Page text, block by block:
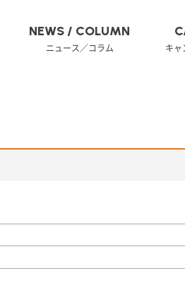
NEWS / COLUMN
ニュース／コラム キャ